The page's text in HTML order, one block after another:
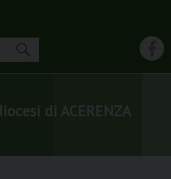
di ACERENZA